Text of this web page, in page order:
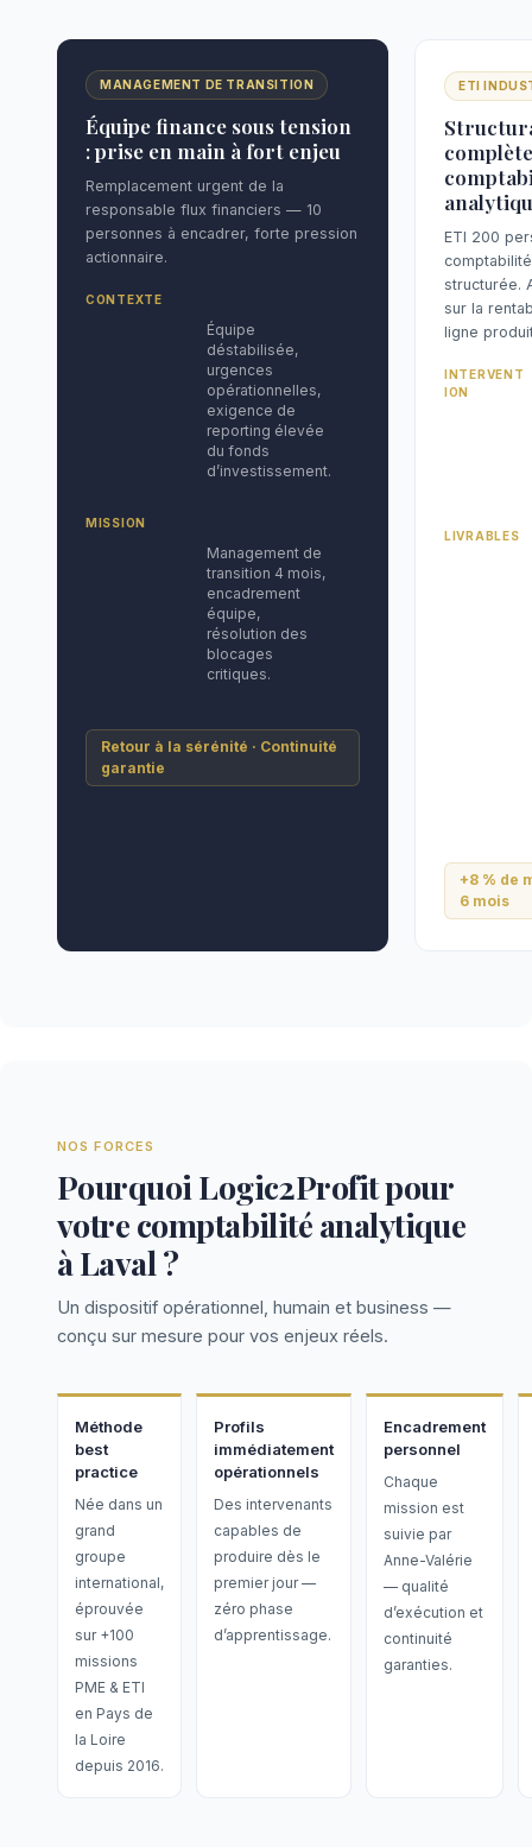
MANAGEMENT DE TRANSITION
Équipe finance sous tension
: prise en main à fort enjeu
Remplacement urgent de la
responsable flux financiers — 10
personnes à encadrer, forte pression
actionnaire.
CONTEXTE
Équipe
déstabilisée,
urgences
opérationnelles,
exigence de
reporting élevée
du fonds
d’investissement.
MISSION
Management de
transition 4 mois,
encadrement
équipe,
résolution des
blocages
critiques.
Retour à la sérénité · Continuité
garantie
ETI
ETI 200
structurée.
sur la
ligne
INTERVENT
ION
LIVRABLES
+8 % de
6 mois
NOS FORCES
Pourquoi Logic2Profit pour
votre comptabilité analytique
à Laval ?
Un dispositif opérationnel, humain et business —
conçu sur mesure pour vos enjeux réels.
Méthode
best
practice
Née dans un
grand
groupe
international,
éprouvée
sur +100
missions
PME & ETI
en Pays de
la Loire
depuis 2016.
Profils
immédiatement
opérationnels
Des intervenants
capables de
produire dès le
premier jour —
zéro phase
d’apprentissage.
Encadrement
personnel
Chaque
mission est
suivie par
Anne-Valérie
— qualité
d’exécution et
continuité
garanties.